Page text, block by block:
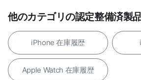
他のカテゴリの認定整備済製
iPhone 在庫履歴
Apple Watch 在庫履歴